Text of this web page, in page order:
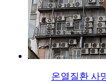
온열질환 사